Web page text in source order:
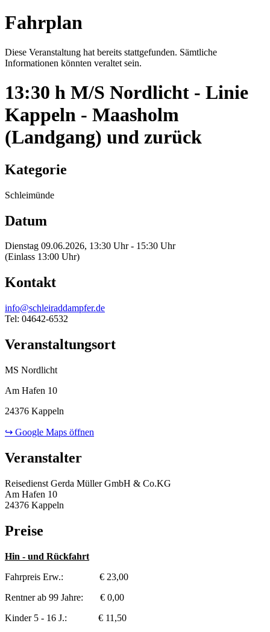
Fahrplan
Diese Veranstaltung hat bereits stattgefunden. Sämtliche
Informationen könnten veraltet sein.
13:30 h M/S Nordlicht - Linie
Kappeln - Maasholm
(Landgang) und zurück
Kategorie
Schleimünde
Datum
Dienstag 09.06.2026, 13:30 Uhr - 15:30 Uhr
(Einlass 13:00 Uhr)
Kontakt
info@schleiraddampfer.de
Tel: 04642-6532
Veranstaltungsort
MS Nordlicht
Am Hafen 10
24376 Kappeln
↪ Google Maps öffnen
Veranstalter
Reisedienst Gerda Müller GmbH & Co.KG
Am Hafen 10
24376 Kappeln
Preise
Hin - und Rückfahrt
Fahrpreis Erw.: € 23,00
Rentner ab 99 Jahre: € 0,00
Kinder 5 - 16 J.: € 11,50